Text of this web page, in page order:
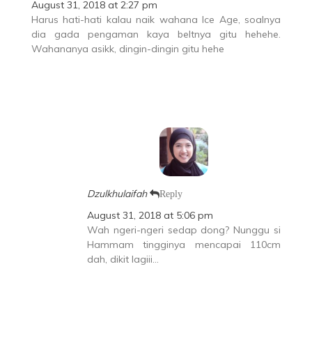
August 31, 2018 at 2:27 pm
Harus hati-hati kalau naik wahana Ice Age, soalnya
dia gada pengaman kaya beltnya gitu hehehe.
Wahananya asikk, dingin-dingin gitu hehe
Dzulkhulaifah Reply
August 31, 2018 at 5:06 pm
Wah ngeri-ngeri sedap dong? Nunggu si
Hammam tingginya mencapai 110cm
dah, dikit lagiii…